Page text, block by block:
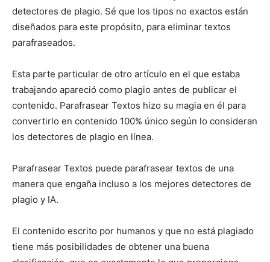
detectores de plagio. Sé que los tipos no exactos están
diseñados para este propósito, para eliminar textos
parafraseados.
Esta parte particular de otro artículo en el que estaba
trabajando apareció como plagio antes de publicar el
contenido. Parafrasear Textos hizo su magia en él para
convertirlo en contenido 100% único según lo consideran
los detectores de plagio en línea.
Parafrasear Textos puede parafrasear textos de una
manera que engaña incluso a los mejores detectores de
plagio y IA.
El contenido escrito por humanos y que no está plagiado
tiene más posibilidades de obtener una buena